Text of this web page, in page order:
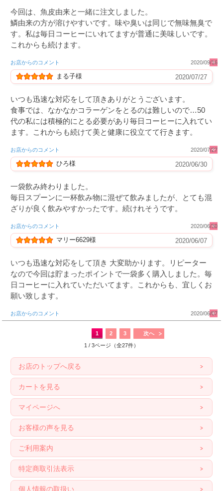
今回は、魚皮由来と一緒に注文しました。
鱗由来の方が溶けやすいです。味や臭いは同じで無味無臭で
す。私は毎日コーヒーにいれてますが普通に美味しいです。
これからも続けます。
お店からのコメント 2020/09/16
まる子様 2020/07/27
いつも迅速な対応をして頂きありがとうございます。
食事では、なかなかコラーゲンをとるのは難しいので…50
代の私には積極的にとる必要があり毎日コーヒーに入れてい
ます。これからも続けて美と健康に役立てて行きます。
お店からのコメント 2020/07/27
ひろ様 2020/06/30
一袋飲み終わりました。
毎日スプーンに一杯飲み物に混ぜて飲みましたが、とても混
ざりが良く飲みやすかったです。続けれそうです。
お店からのコメント 2020/06/30
マリー6629様 2020/06/07
いつも迅速な対応をして頂き 大変助かります。リピーター
なので今回は貯まったポイントで一袋多く購入しました。毎
日コーヒーに入れていただいてます。これからも、宜しくお
願い致します。
お店からのコメント 2020/06/07
1 2 3
次へ
1 / 3ページ（全27件）
お店のトップへ戻る
カートを見る
マイページへ
お客様の声を見る
ご利用案内
特定商取引法表示
個人情報の取扱い